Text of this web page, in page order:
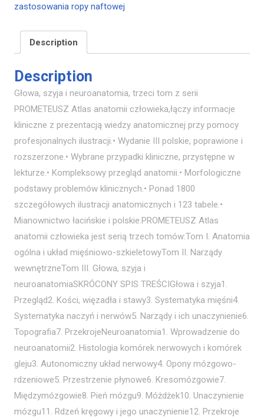
zastosowania ropy naftowej
Description
Description
Głowa, szyja i neuroanatomia, trzeci tom z serii
PROMETEUSZ Atlas anatomii człowieka,łączy informacje
kliniczne z prezentacją wiedzy anatomicznej przy pomocy
profesjonalnych ilustracji.• Wydanie III polskie, poprawione i
rozszerzone.• Wybrane przypadki kliniczne, przystępne w
lekturze.• Kompleksowy przegląd anatomii.• Morfologiczne
podstawy problemów klinicznych.• Ponad 1800
szczegółowych ilustracji anatomicznych i 123 tabele.•
Mianownictwo łacińskie i polskie.PROMETEUSZ Atlas
anatomii człowieka jest serią trzech tomów:Tom I. Anatomia
ogólna i układ mięśniowo-szkieletowyTom II. Narządy
wewnętrzneTom III. Głowa, szyja i
neuroanatomiaSKRÓCONY SPIS TREŚCIGłowa i szyja1.
Przegląd2. Kości, więzadła i stawy3. Systematyka mięśni4.
Systematyka naczyń i nerwów5. Narządy i ich unaczynienie6.
Topografia7. PrzekrojeNeuroanatomia1. Wprowadzenie do
neuroanatomii2. Histologia komórek nerwowych i komórek
gleju3. Autonomiczny układ nerwowy4. Opony mózgowo-
rdzeniowe5. Przestrzenie płynowe6. Kresomózgowie7.
Międzymózgowie8. Pień mózgu9. Móżdżek10. Unaczynienie
mózgu11. Rdzeń kręgowy i jego unaczynienie12. Przekroje